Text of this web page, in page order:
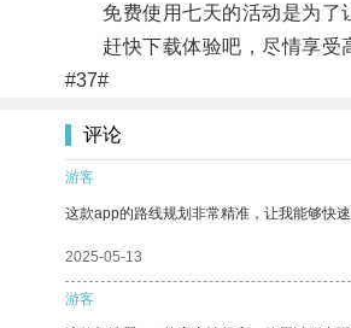
免费使用七天的活动是为了让
赶快下载体验吧，尽情享受
#37#
评论
游客
这款app的路线规划非常精准，让我能够快速
2025-05-13
游客